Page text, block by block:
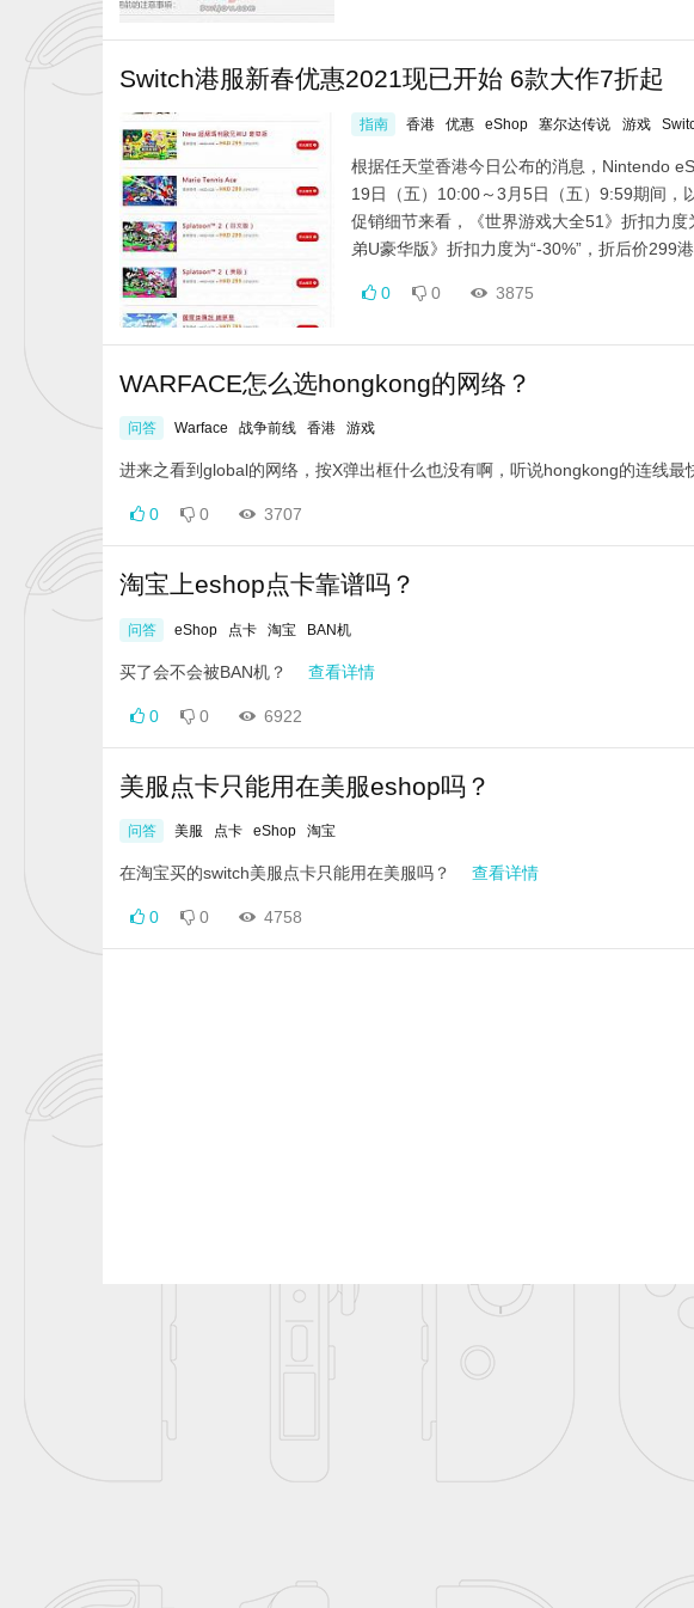
Switch港服新春优惠2021现已开始 6款大作7折起
指南 香港 优惠 eShop 塞尔达传说 游戏
根据任天堂香港今日公布的消息，Nintendo
19日（五）10:00～3月5日（五）9:59期间，
促销细节来看，《世界游戏大全51》折扣力
弟U豪华版》折扣力度为“-30%”，折后价299
0 0 3875
WARFACE怎么选hongkong的网络？
问答 Warface 战争前线 香港 游戏
进来之看到global的网络，按X弹出框什么也没有啊，听说hongkong的连线最
0 0 3707
淘宝上eshop点卡靠谱吗？
问答 eShop 点卡 淘宝 BAN机
买了会不会被BAN机？ 查看详情
0 0 6922
美服点卡只能用在美服eshop吗？
问答 美服 点卡 eShop 淘宝
在淘宝买的switch美服点卡只能用在美服吗？ 查看详情
0 0 4758